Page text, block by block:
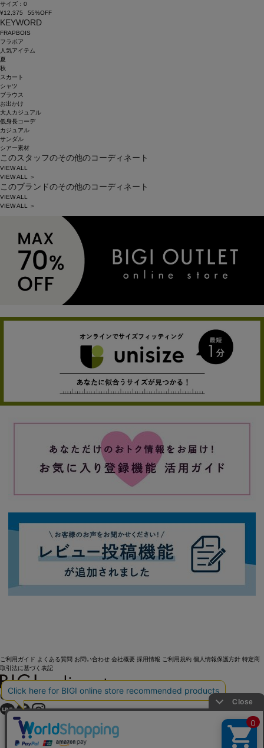
サイズ：0
¥12,375
55%OFF
KEYWORD
FRAPBOIS
フラボア
人気アイテム
夏
秋
スカート
シャツ
ブラウス
お出かけ
大人カジュアル
低身長コーデ
カジュアル
サンダル
シアー素材
このスタッフのその他のコーディネート
VIEW ALL
VIEW ALL ＞
このブランドのその他のコーディネート
VIEW ALL
VIEW ALL ＞
ご利用ガイド よくある質問 お問い合わせ 会社概要 採用情報 ご利用規約 個人情報保護方針 特定商
取引法に基づく表記
OFFICIAL SNS
Copyright (C) BIGI. Co.,Ltd. All Rights Reserved.